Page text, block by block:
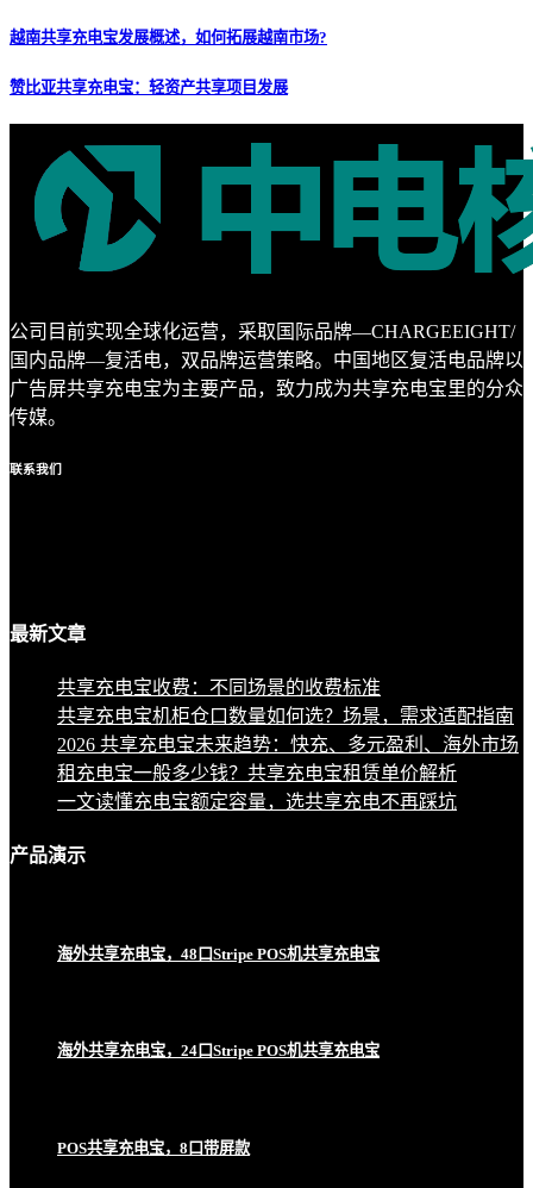
越南共享充电宝发展概述，如何拓展越南市场?
赞比亚共享充电宝：轻资产共享项目发展
公司目前实现全球化运营，采取国际品牌—CHARGEEIGHT/
国内品牌—复活电，双品牌运营策略。中国地区复活电品牌以
广告屏共享充电宝为主要产品，致力成为共享充电宝里的分众
传媒。
联系我们
最新文章
共享充电宝收费：不同场景的收费标准
共享充电宝机柜仓口数量如何选？场景，需求适配指南
2026 共享充电宝未来趋势：快充、多元盈利、海外市场
租充电宝一般多少钱？共享充电宝租赁单价解析
一文读懂充电宝额定容量，选共享充电不再踩坑
产品演示
海外共享充电宝，48口Stripe POS机共享充电宝
海外共享充电宝，24口Stripe POS机共享充电宝
POS共享充电宝，8口带屏款